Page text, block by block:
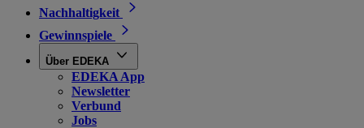
Nachhaltigkeit
Gewinnspiele
Über EDEKA
EDEKA App
Newsletter
Verbund
Jobs